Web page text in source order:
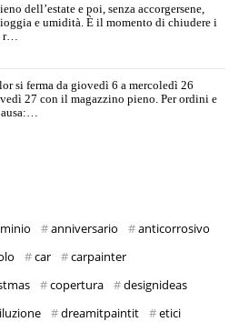
dell’estate e poi, senza accorgersene,
e umidità. È il momento di chiudere i
si ferma da giovedì 6 a mercoledì 26
27 con il magazzino pieno. Per ordini e
anniversario
anticorrosivo
car
carpainter
copertura
designideas
dreamitpaintit
etici